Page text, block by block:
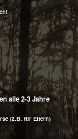
alle 2-3 Jahre
(z.B. für Eltern)